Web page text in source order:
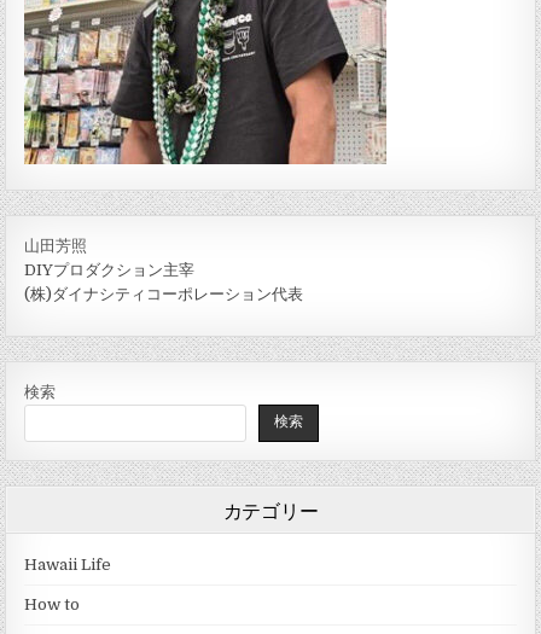
山田芳照
DIYプロダクション主宰
(株)ダイナシティコーポレーション代表
検索
検索
カテゴリー
Hawaii Life
How to